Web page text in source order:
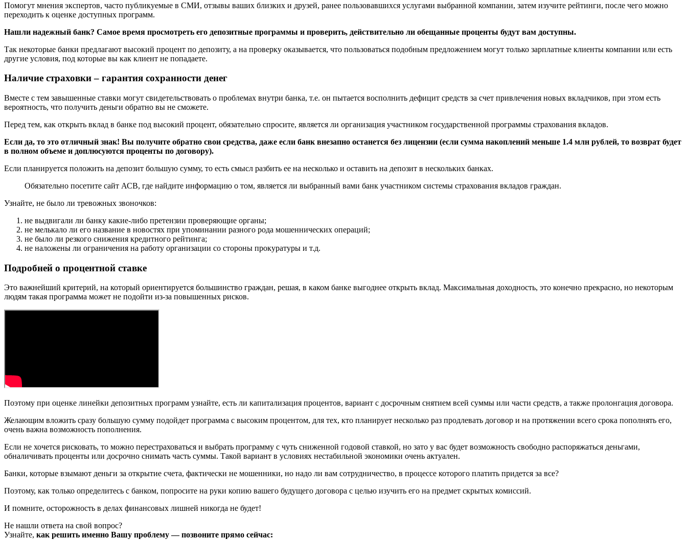
Помогут мнения экспертов, часто публикуемые в СМИ, отзывы ваших близких и друзей, ранее пользовавшихся услугами выбранной компании, затем изучите рейтинги, после чего можно
переходить к оценке доступных программ.
Нашли надежный банк? Самое время просмотреть его депозитные программы и проверить, действительно ли обещанные проценты будут вам доступны.
Так некоторые банки предлагают высокий процент по депозиту, а на проверку оказывается, что пользоваться подобным предложением могут только зарплатные клиенты компании или есть
другие условия, под которые вы как клиент не попадаете.
Наличие страховки – гарантия сохранности денег
Вместе с тем завышенные ставки могут свидетельствовать о проблемах внутри банка, т.е. он пытается восполнить дефицит средств за счет привлечения новых вкладчиков, при этом есть
вероятность, что получить деньги обратно вы не сможете.
Перед тем, как открыть вклад в банке под высокий процент, обязательно спросите, является ли организация участником государственной программы страхования вкладов.
Если да, то это отличный знак! Вы получите обратно свои средства, даже если банк внезапно останется без лицензии (если сумма накоплений меньше 1.4 млн рублей, то возврат будет
в полном объеме и доплюсуются проценты по договору).
Если планируется положить на депозит большую сумму, то есть смысл разбить ее на несколько и оставить на депозит в нескольких банках.
Обязательно посетите сайт АСВ, где найдите информацию о том, является ли выбранный вами банк участником системы страхования вкладов граждан.
Узнайте, не было ли тревожных звоночков:
не выдвигали ли банку какие-либо претензии проверяющие органы;
не мелькало ли его название в новостях при упоминании разного рода мошеннических операций;
не было ли резкого снижения кредитного рейтинга;
не наложены ли ограничения на работу организации со стороны прокуратуры и т.д.
Подробней о процентной ставке
Это важнейший критерий, на который ориентируется большинство граждан, решая, в каком банке выгоднее открыть вклад. Максимальная доходность, это конечно прекрасно, но некоторым
людям такая программа может не подойти из-за повышенных рисков.
Поэтому при оценке линейки депозитных программ узнайте, есть ли капитализация процентов, вариант с досрочным снятием всей суммы или части средств, а также пролонгация договора.
Желающим вложить сразу большую сумму подойдет программа с высоким процентом, для тех, кто планирует несколько раз продлевать договор и на протяжении всего срока пополнять его,
очень важна возможность пополнения.
Если не хочется рисковать, то можно перестраховаться и выбрать программу с чуть сниженной годовой ставкой, но зато у вас будет возможность свободно распоряжаться деньгами,
обналичивать проценты или досрочно снимать часть суммы. Такой вариант в условиях нестабильной экономики очень актуален.
Банки, которые взымают деньги за открытие счета, фактически не мошенники, но надо ли вам сотрудничество, в процессе которого платить придется за все?
Поэтому, как только определитесь с банком, попросите на руки копию вашего будущего договора с целью изучить его на предмет скрытых комиссий.
И помните, осторожность в делах финансовых лишней никогда не будет!
Не нашли ответа на свой вопрос?
Узнайте, как решить именно Вашу проблему — позвоните прямо сейчас: